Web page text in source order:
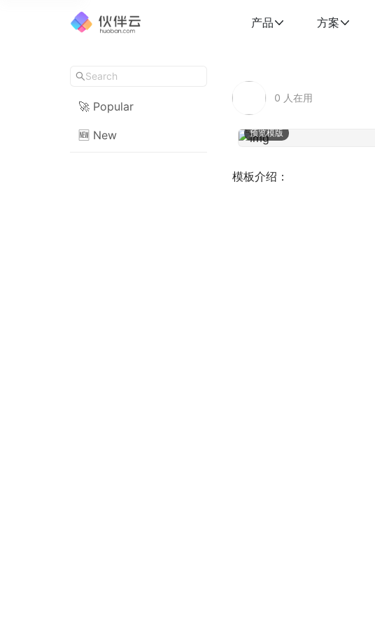
产品 方案
🚀 Popular
🆕 New
0 人在用
预览模版
模板介绍：